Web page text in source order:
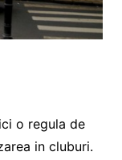
o regula de
in cluburi.